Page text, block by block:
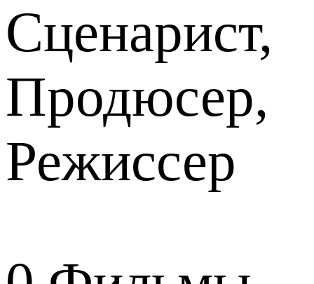
Сценарист,
Продюсер,
Режиссер